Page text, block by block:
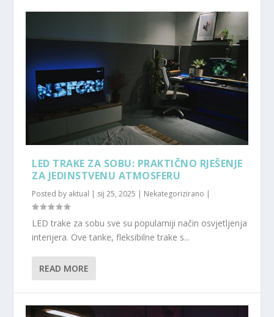
LED TRAKE ZA SOBU: PRAKTIČNO RJEŠENJE
ZA JEDINSTVENU ATMOSFERU
Posted by aktual | sij 25, 2025 | Nekategorizirano |
LED trake za sobu sve su popularniji način osvjetljenja
interijera. Ove tanke, fleksibilne trake s...
READ MORE